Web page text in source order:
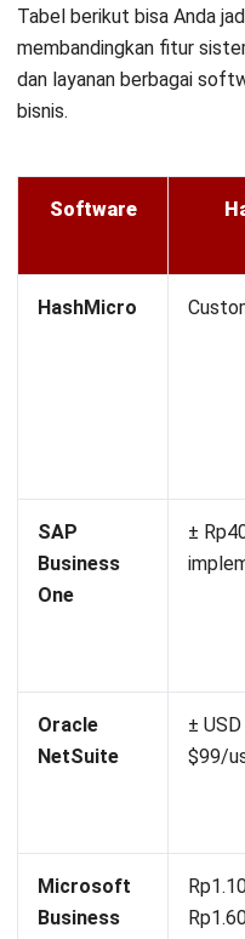
Tabel berikut bisa Anda
membandingkan fitur
dan layanan berbagai
bisnis.
Software
HashMicro
SAP
Business
One
±
Oracle
NetSuite
±
$99/
Microsoft
Business